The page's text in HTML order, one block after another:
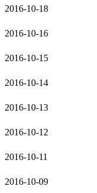
2016-10-18
2016-10-16
2016-10-15
2016-10-14
2016-10-13
2016-10-12
2016-10-11
2016-10-09